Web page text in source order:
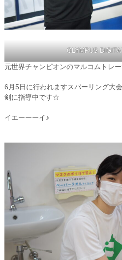
OLYMPUS
元世界チャンピオンのマルコムトレー
6月5日に行われますスパーリング大
剣に指導中です☆
イエーーーイ♪